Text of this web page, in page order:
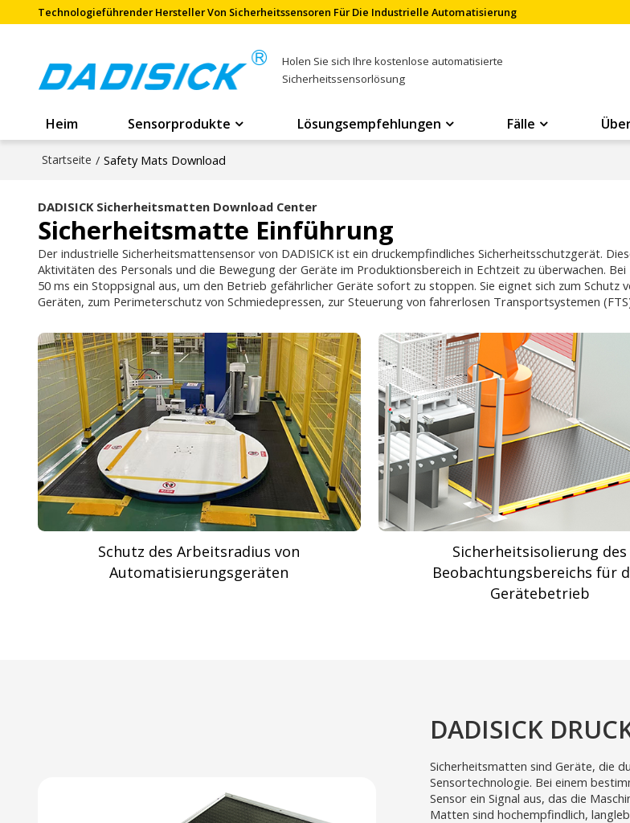
Technologieführender Hersteller Von Sicherheitssensoren Für Die Industrielle Automatisierung
Holen Sie sich Ihre kostenlose automatisierte
Sicherheitssensorlösung
Heim Sensorprodukte Lösungsempfehlungen Fälle
Startseite / Safety Mats Download
DADISICK Sicherheitsmatten Download Center
Sicherheitsmatte Einführung
Der industrielle Sicherheitsmattensensor von DADISICK ist ein druckempfindliches Sicherheitsschutzgerät.
Aktivitäten des Personals und die Bewegung der Geräte im Produktionsbereich in Echtzeit zu überwachen.
50 ms ein Stoppsignal aus, um den Betrieb gefährlicher Geräte sofort zu stoppen. Sie eignet sich zum
Geräten, zum Perimeterschutz von Schmiedepressen, zur Steuerung von fahrerlosen Transportsystemen
Schutz des Arbeitsradius von
Automatisierungsgeräten
Sicherheitsisolierung des
Beobachtungsbereichs für
Gerätebetrieb
DADISICK
Sicherheitsmatten sind Geräte, die
Sensortechnologie. Bei einem
Sensor ein Signal aus, das die
Matten sind hochempfindlich,